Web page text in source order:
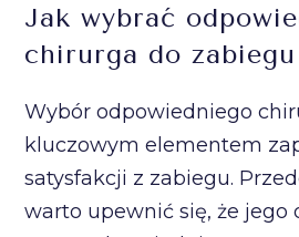
Jak wybrać
chirurga do
Wybór odpowiedniego
kluczowym elementem
satysfakcji z zabiegu.
warto upewnić się, że jego